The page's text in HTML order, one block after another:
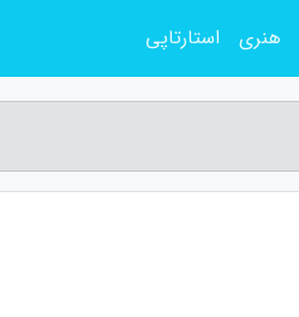
هنری استارتاپی